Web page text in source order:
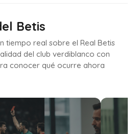
Betis
tiempo real sobre el Real Betis
del club verdiblanco con
conocer qué ocurre ahora